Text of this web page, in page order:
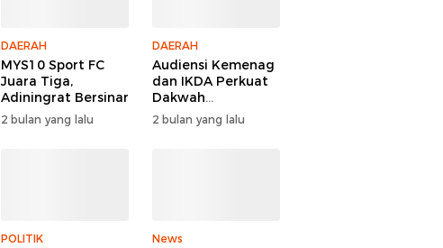
DAERAH
MYS10 Sport FC
Juara Tiga,
Adiningrat Bersinar
2 bulan yang lalu
DAERAH
Audiensi Kemenag
dan IKDA Perkuat
Dakwah
Lingkungan
2 bulan yang lalu
POLITIK News